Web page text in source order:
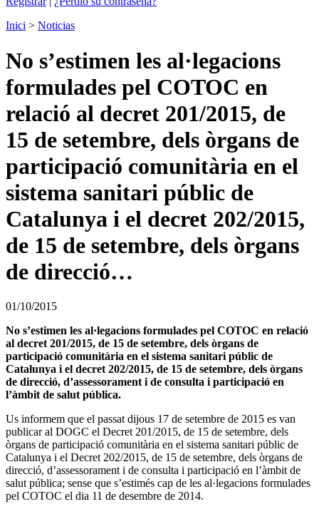
Inici > Noticias
No s’estimen les al·legacions
formulades pel COTOC en
relació al decret 201/2015, de
15 de setembre, dels òrgans de
participació comunitària en el
sistema sanitari públic de
Catalunya i el decret 202/2015,
de 15 de setembre, dels òrgans
de direcció…
01/10/2015
No s’estimen les al·legacions formulades pel COTOC en relació
al decret 201/2015, de 15 de setembre, dels òrgans de
participació comunitària en el sistema sanitari públic de
Catalunya i el decret 202/2015, de 15 de setembre, dels òrgans
de direcció, d’assessorament i de consulta i participació en
l’àmbit de salut pública.
Us informem que el passat dijous 17 de setembre de 2015 es van
publicar al DOGC el Decret 201/2015, de 15 de setembre, dels
òrgans de participació comunitària en el sistema sanitari públic de
Catalunya i el Decret 202/2015, de 15 de setembre, dels òrgans de
direcció, d’assessorament i de consulta i participació en l’àmbit de
salut pública; sense que s’estimés cap de les al·legacions formulades
pel COTOC el dia 11 de desembre de 2014.